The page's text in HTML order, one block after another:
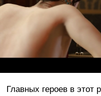
Главных героев в этот